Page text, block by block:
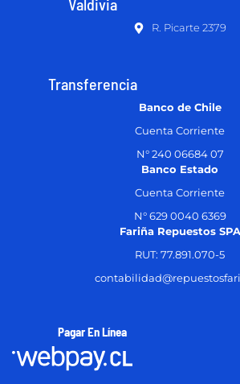
Valdivia
R. Picarte 2379
Transferencia
Banco de Chile
Cuenta Corriente
N° 240 06684 07
Banco Estado
Cuenta Corriente
N° 629 0040 6369
Fariña Repuestos SPA
RUT: 77.891.070-5
Pagar En Línea